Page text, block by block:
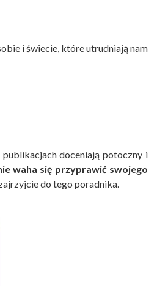
i świecie, które utrudniają nam
doceniają potoczny i
waha się przyprawić swojego
do tego poradnika.